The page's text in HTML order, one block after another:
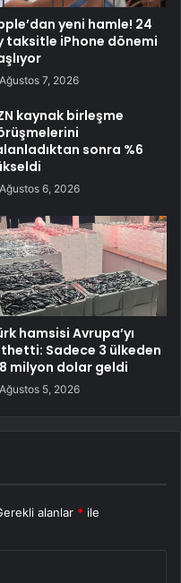
yeni hamle! 24
taksitle iPhone dönemi
Ağustos 7, 2026
kaynak birleşme
sonra %6
Ağustos 6, 2026
hamsisi Avrupa’yı
Sadece 3 ülkeden
milyon dolar geldi
Ağustos 5, 2026
alanlar * ile